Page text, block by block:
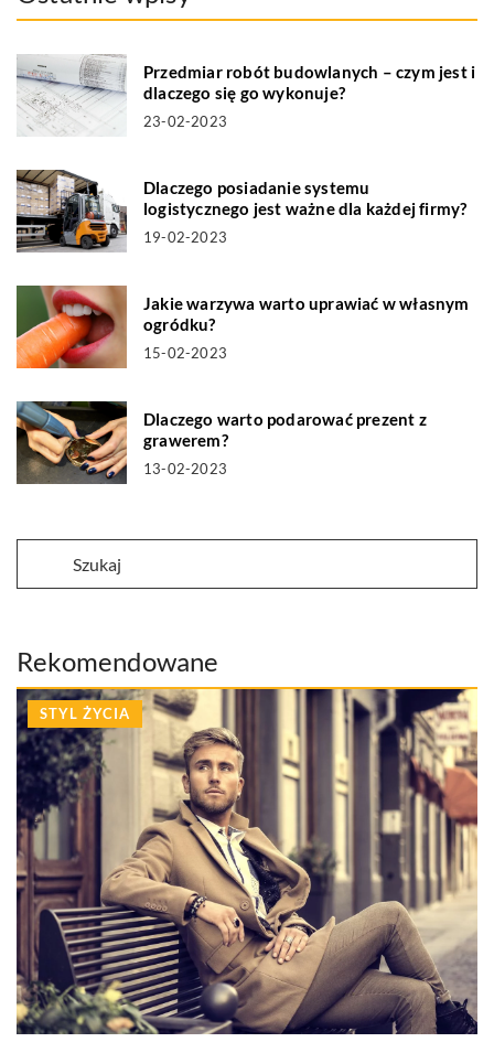
Przedmiar robót budowlanych – czym jest i
dlaczego się go wykonuje?
23-02-2023
Dlaczego posiadanie systemu
logistycznego jest ważne dla każdej firmy?
19-02-2023
Jakie warzywa warto uprawiać w własnym
ogródku?
15-02-2023
Dlaczego warto podarować prezent z
grawerem?
13-02-2023
Rekomendowane
STYL ŻYCIA